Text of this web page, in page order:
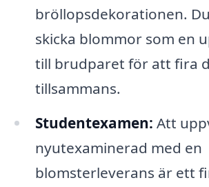
bröllopsdekorationen.
skicka blommor som en
till brudparet för att fira
tillsammans.
Studentexamen: Att
nyutexaminerad med en
blomsterleverans är ett